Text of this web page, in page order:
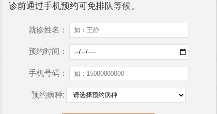
诊前通过手机预约可免排队等候。
就诊姓名：
预约时间：
手机号码：
预约病种: